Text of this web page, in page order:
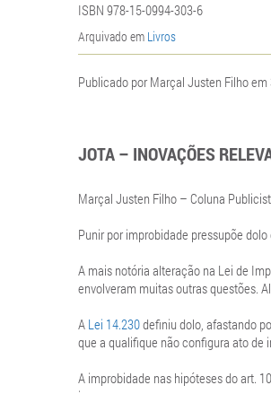
ISBN 978-15-0994-303-6
Arquivado em Livros
Publicado por Marçal Justen Filho em
JOTA – INOVAÇÕES
Marçal Justen Filho – Coluna
Punir por improbidade pressupõe
A mais notória alteração na Lei de
envolveram muitas outras questões.
A Lei 14.230definiu dolo, afastando
que a qualifique não configura ato de
A improbidade nas hipóteses do art.